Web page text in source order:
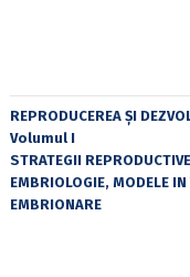
REPRODUCEREA ȘI
Volumul I
STRATEGII
EMBRIOLOGIE, MODELE
EMBRIONARE